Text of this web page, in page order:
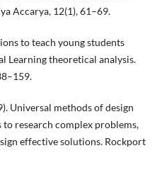
Accarya, 12(1), 61–69.
to teach young students
Learning theoretical analysis.
Universal methods of design
to research complex problems,
effective solutions. Rockport